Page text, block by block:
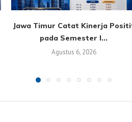
Jawa Timur Catat Kinerja
pada Semester I...
Agustus 6, 2026